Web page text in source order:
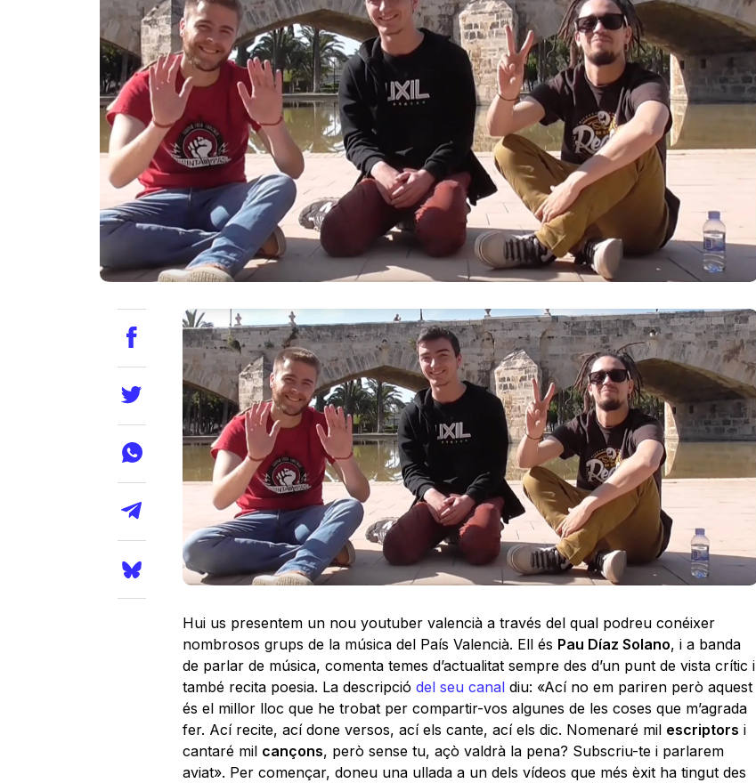
Hui us presentem un nou youtuber valencià a través del qual podreu conéixer
nombrosos grups de la música del País Valencià. Ell és Pau Díaz Solano, i a banda
de parlar de música, comenta temes d’actualitat sempre des d’un punt de vista crític i
també recita poesia. La descripció del seu canaldiu: «Ací no em pariren però aquest
és el millor lloc que he trobat per compartir-vos algunes de les coses que m’agrada
fer. Ací recite, ací done versos, ací els cante, ací els dic. Nomenaré mil escriptors i
cantaré mil cançons, però sense tu, açò valdrà la pena? Subscriu-te i parlarem
aviat». Per començar, doneu una ullada a un dels vídeos que més èxit ha tingut des